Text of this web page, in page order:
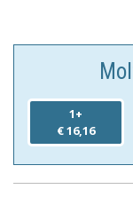
1+
€ 16,16